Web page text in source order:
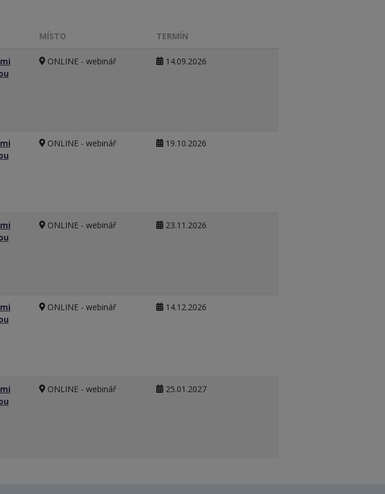
MÍSTO TERMÍN
ONLINE - webinář 14.09.2026
ONLINE - webinář 19.10.2026
ONLINE - webinář 23.11.2026
ONLINE - webinář 14.12.2026
ONLINE - webinář 25.01.2027